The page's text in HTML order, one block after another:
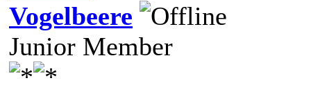
Vogelbeere
Junior Member